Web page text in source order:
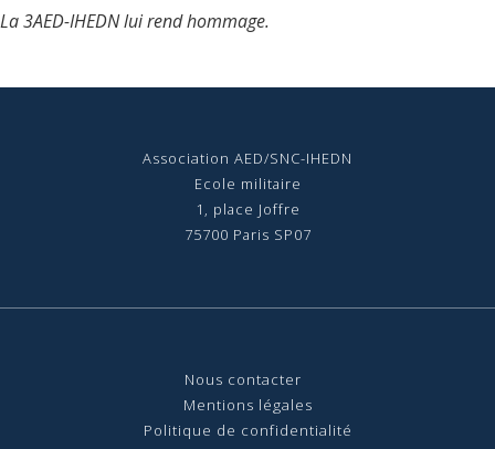
La 3AED-IHEDN lui rend hommage.
Association AED/SNC-IHEDN
Ecole militaire
1, place Joffre
75700 Paris SP07
Nous contacter
Mentions légales
Politique de confidentialité